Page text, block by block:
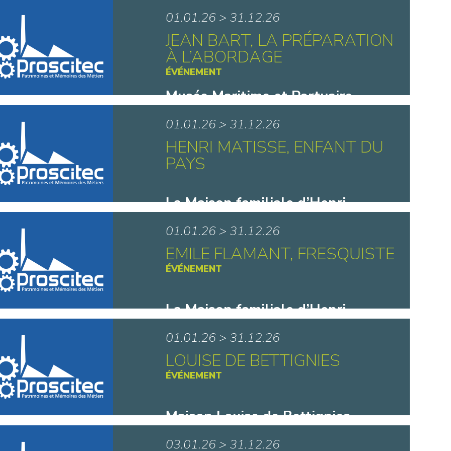
01.01.26 > 31.12.26
JEAN BART, LA PRÉPARATION
À L’ABORDAGE
ÉVÉNEMENT
Musée Maritime et Portuaire -
01.01.26 > 31.12.26
HENRI MATISSE, ENFANT DU
PAYS
La Maison familiale d’Henri
01.01.26 > 31.12.26
EMILE FLAMANT, FRESQUISTE
ÉVÉNEMENT
La Maison familiale d’Henri
01.01.26 > 31.12.26
LOUISE DE BETTIGNIES
ÉVÉNEMENT
Maison Louise de Bettignies -
03.01.26 > 31.12.26